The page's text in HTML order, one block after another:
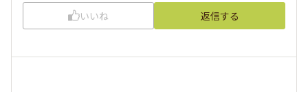
いいね 返信する